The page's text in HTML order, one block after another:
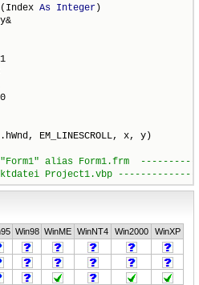
As Integer)
Win98 WinME WinNT4 Win2000
WinXP